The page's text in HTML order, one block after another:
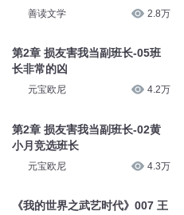
善读文学 2.8万
第2章 损友害我当副班长-05班
长非常的凶
元宝欧尼 4.2万
第2章 损友害我当副班长-02黄
小月竞选班长
元宝欧尼 4.3万
《我的世界之武艺时代》007 王